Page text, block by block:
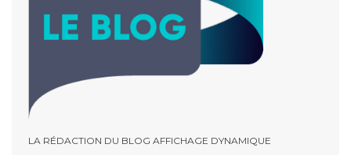
LA RÉDACTION DU BLOG AFFICHAGE DYNAMIQUE